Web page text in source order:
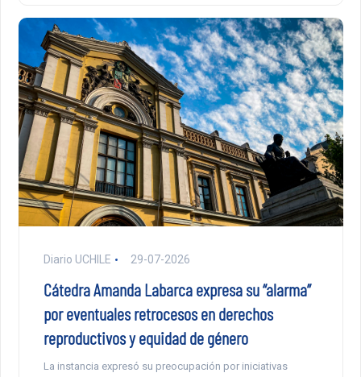
Diario UCHILE 29-07-2026
Cátedra Amanda Labarca expresa su “alarma”
por eventuales retrocesos en derechos
reproductivos y equidad de género
La instancia expresó su preocupación por iniciativas